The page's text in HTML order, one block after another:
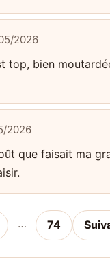
2026
top, bien
2026
que faisait ma
… 74